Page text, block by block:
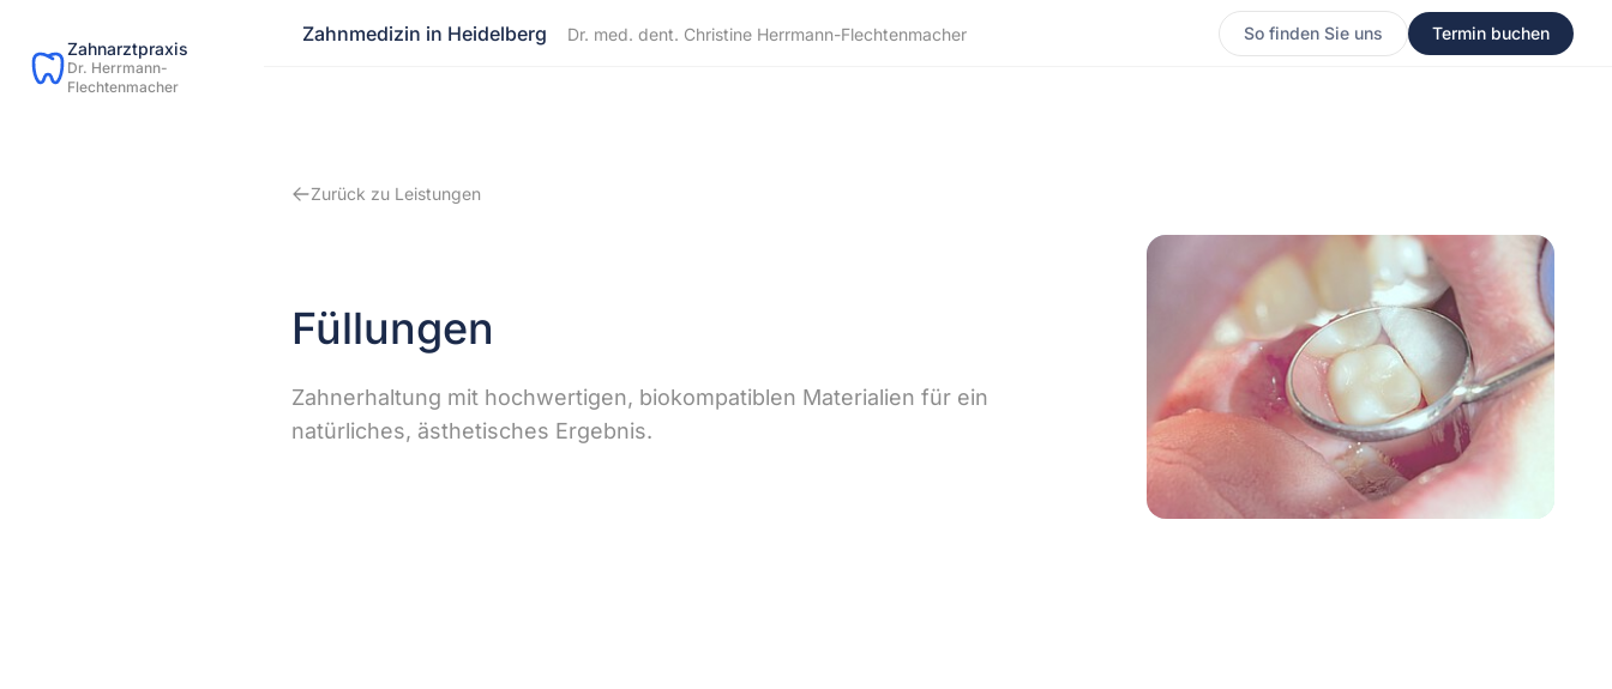
Zahnarztpraxis
Dr. Herrmann-
Flechtenmacher
Zahnmedizin in Heidelberg Dr. med. dent. Christine Herrmann-Flechtenmacher So finden Sie uns Termin buchen
Zurück zu Leistungen
Füllungen
Zahnerhaltung mit hochwertigen, biokompatiblen Materialien für ein
natürliches, ästhetisches Ergebnis.